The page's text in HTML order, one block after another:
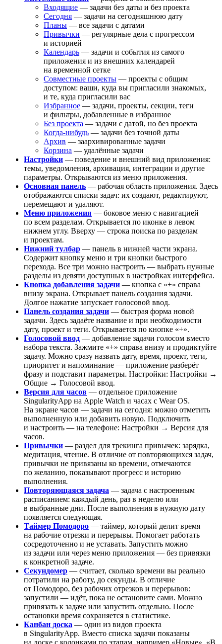
Входящие — задачи без даты и без проекта
Сегодня — задачи на сегодняшнюю дату
Планы — все задачи с датами
Привычки — регулярные дела с прогрессом
и историей
Календарь — задачи и события из самого
приложения и из внешних календарей
на временной сетке
Совместные проекты — проекты с общим
доступом: ваши, куда вы пригласили знакомых,
и те, куда пригласили вас
Избранное — задачи, проекты, секции, теги
и фильтры, добавленные в избранное
Без проекта — задачи с датой, но без проекта
Когда-нибудь — задачи без точной даты
Архив — заархивированные задачи
Корзина — удалённые задачи
Настройки — поведение и внешний вид приложения:
темы, уведомления, архивация, интеграции и другие
параметры. Открываются из меню приложения.
Основная панель — рабочая область приложения. Здесь
отображаются списки задач: их создают, редактируют,
перемещают и удаляют.
Меню приложения — боковое меню с навигацией
по всем разделам. Открывается по иконке в левом
нижнем углу. Вверху — строка поиска по разделам
и проектам.
Нижний тулбар — панель в нижней части экрана.
Содержит кнопку меню и три кнопки быстрого
перехода. Все три можно настроить — выбрать нужные
разделы из девяти доступных в настройках интерфейса.
Кнопка добавления задачи — кнопка с «+» справа
внизу экрана. Открывает панель создания задачи.
Долгое нажатие запускает голосовой ввод.
Панель создания задачи — быстрая форма новой
задачи. Здесь задаёте название и при необходимости
дату, проект и теги. Открывается по кнопке «+».
Голосовой ввод — добавление задачи голосом вместо
набора текста. Зажмите «+» справа внизу и продиктуйте
задачу. Можно сразу назвать дату, время, проект, теги,
приоритет и напоминание — приложение разберёт
фразу и подставит параметры. Настройки: Настройки →
Общие → Голосовой ввод.
Версия для часов — отдельное приложение
SingularityApp на Apple Watch и часах с Wear OS.
На экране часов — задачи на сегодня: можно отметить
выполненную или добавить новую. Подключить
и настроить — на телефоне: Настройки → Версия для
часов.
Привычки — раздел для трекинга привычек: зарядка,
медитация, чтение. В отличие от повторяющихся задач,
привычки не привязаны ко времени, отмечаются
по желанию, показывают прогресс и историю
выполнения.
Повторяющаяся задача — задача с настроенным
расписанием: каждый день, раз в неделю или
в выбранные дни. После выполнения в нужную дату
появляется следующая.
Таймер Помодоро — таймер, который делит время
на рабочие отрезки и перерывы. Помогает работать
сосредоточенно и не уставать. Запустить можно
из задачи или через меню приложения — без привязки
к конкретной задаче.
Секундомер — считает, сколько времени вы реально
потратили на работу, до секунды. В отличие
от Помодоро, без рабочих отрезков и перерывов:
запустили — идёт, пока не остановите сами. Можно
привязать к задаче или запустить отдельно. После
остановки время сохраняется в статистике.
Канбан доска — один из видов проекта
в SingularityApp. Вместо списка задачи показаны
на доске с колонками по этапам, например «Новые», «В